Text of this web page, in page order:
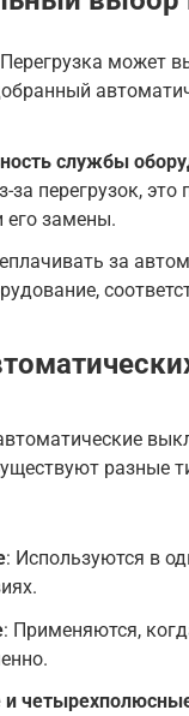
может
службы
за перегрузок,
его замены.
за
разные
: Используются в
: Применяются,